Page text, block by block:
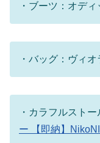
・ブーツ：オデ
・バッグ：ヴィオ
・カラフルストー
ー 【即納】